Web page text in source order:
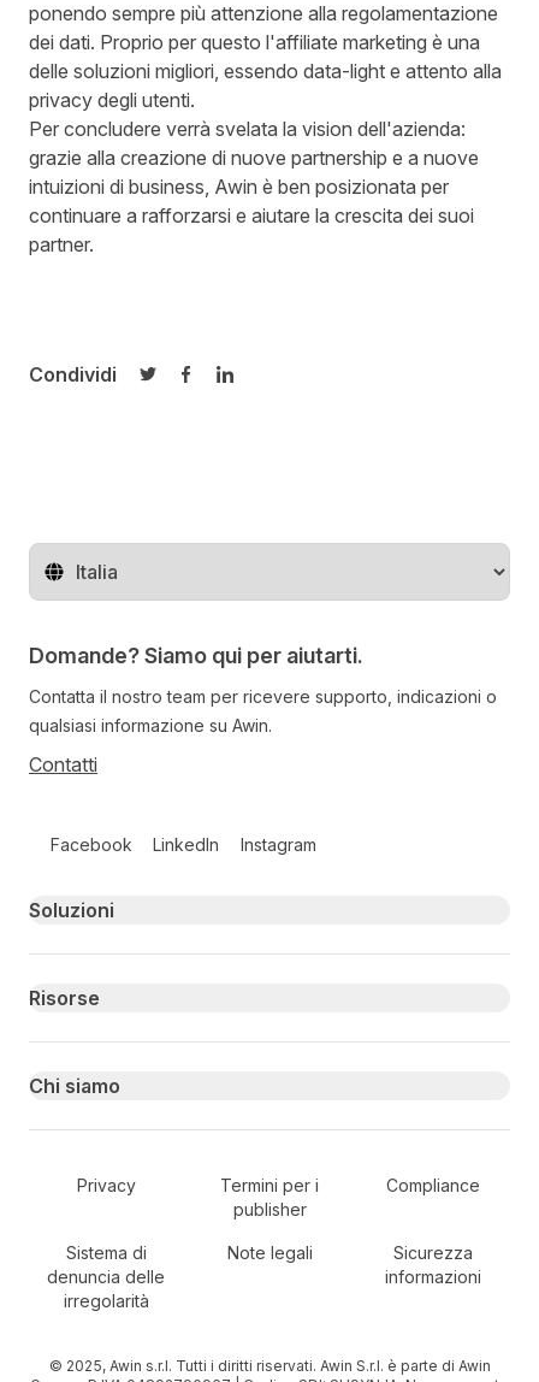
ponendo sempre più attenzione alla regolamentazione
dei dati. Proprio per questo l'affiliate marketing è una
delle soluzioni migliori, essendo data-light e attento alla
privacy degli utenti.
Per concludere verrà svelata la vision dell'azienda:
grazie alla creazione di nuove partnership e a nuove
intuizioni di business, Awin è ben posizionata per
continuare a rafforzarsi e aiutare la crescita dei suoi
partner.
Condividi
Condividi su Twitter
Condividi su Facebook
Condividi su LinkedIn
Cambia regione
Domande? Siamo qui per aiutarti.
Contatta il nostro team per ricevere supporto, indicazioni o
qualsiasi informazione su Awin.
Contatti
Facebook LinkedIn Instagram
Primary footer navigation
Soluzioni
Risorse
Chi siamo
Secondary Footer Navigation
Privacy
Termini per i
publisher
Compliance
Sistema di
denuncia delle
irregolarità
Note legali
Sicurezza
informazioni
© 2025, Awin s.r.l. Tutti i diritti riservati. Awin S.r.l. è parte di Awin